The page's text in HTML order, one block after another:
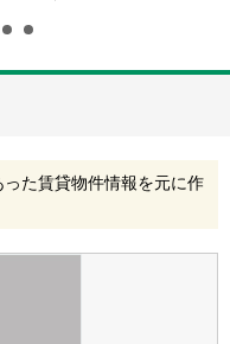
た賃貸物件情報を元に作